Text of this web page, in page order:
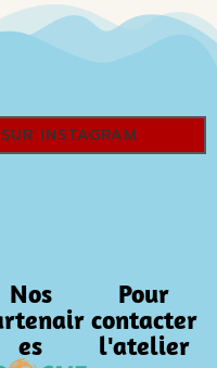
INSTAGRAM
Nos
es
Pour
contacter
l'atelier